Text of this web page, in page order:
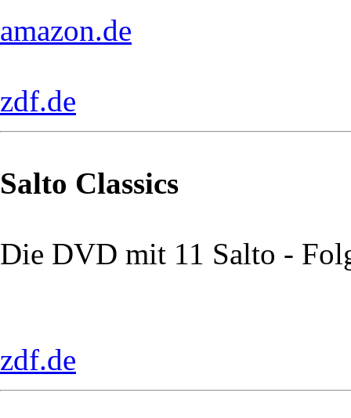
amazon.de
zdf.de
Salto Classics
Die DVD mit 11 Salto -
zdf.de